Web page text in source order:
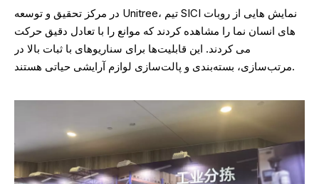
در مرکز تحقیق و توسعه Unitree، تیم SICI نمایش هایی از روبات
های انسان نما را مشاهده کردند که موانع را با تعادل دقیق حرکت
می کردند. این قابلیت‌ها برای سناریوهای با ثبات بالا در
مرتب‌سازی، بسته‌بندی و پالت‌سازی لوازم آرایشی حیاتی هستند.